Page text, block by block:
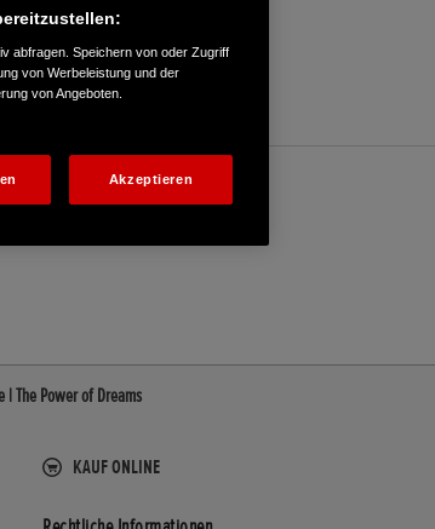
| The Power of Dreams
KAUF ONLINE
abfragen. Speichern von oder Zugriff
von Werbeleistung und der
von Angeboten.
Akzeptieren